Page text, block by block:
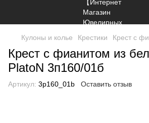
Кулоны и колье Крестики Крест с
Крест с фианитом из
PlatoN 3п160/01б
Артикул: 3p160_01b Оставить отзыв